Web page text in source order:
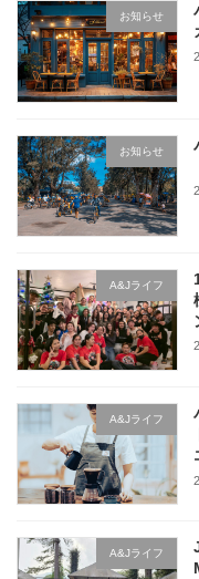
お知らせ
お知らせ
A&Jライフ
A&Jライフ
A&Jライフ